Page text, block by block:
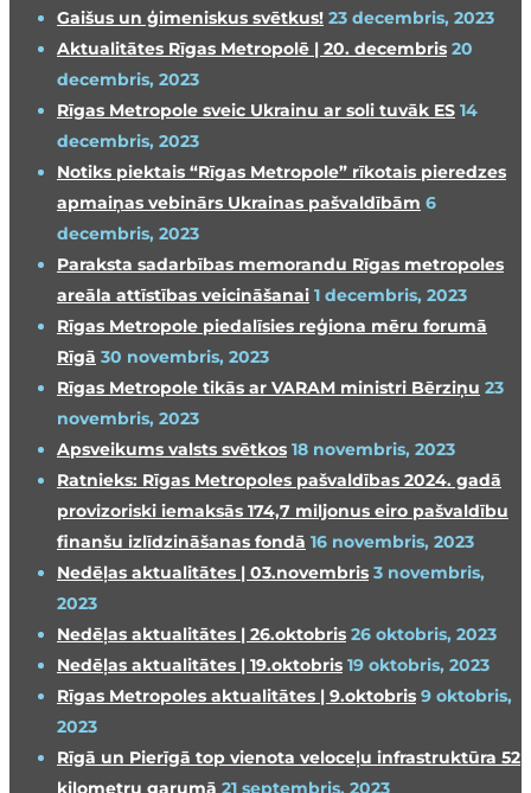
Gaišus un ģimeniskus svētkus! 23 decembris, 2023
Aktualitātes Rīgas Metropolē | 20. decembris 20
decembris, 2023
Rīgas Metropole sveic Ukrainu ar soli tuvāk ES 14
decembris, 2023
Notiks piektais “Rīgas Metropole” rīkotais pieredzes
apmaiņas vebinārs Ukrainas pašvaldībām 6
decembris, 2023
Paraksta sadarbības memorandu Rīgas metropoles
areāla attīstības veicināšanai 1 decembris, 2023
Rīgas Metropole piedalīsies reģiona mēru forumā
Rīgā 30 novembris, 2023
Rīgas Metropole tikās ar VARAM ministri Bērziņu 23
novembris, 2023
Apsveikums valsts svētkos 18 novembris, 2023
Ratnieks: Rīgas Metropoles pašvaldības 2024. gadā
provizoriski iemaksās 174,7 miljonus eiro pašvaldību
finanšu izlīdzināšanas fondā 16 novembris, 2023
Nedēļas aktualitātes | 03.novembris 3 novembris,
2023
Nedēļas aktualitātes | 26.oktobris 26 oktobris, 2023
Nedēļas aktualitātes | 19.oktobris 19 oktobris, 2023
Rīgas Metropoles aktualitātes | 9.oktobris 9 oktobris,
2023
Rīgā un Pierīgā top vienota veloceļu infrastruktūra 52
kilometru garumā 21 septembris, 2023